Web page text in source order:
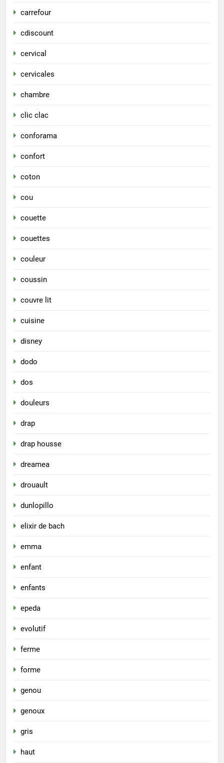
carrefour
cdiscount
cervical
cervicales
chambre
clic clac
conforama
confort
coton
cou
couette
couettes
couleur
coussin
couvre lit
cuisine
disney
dodo
dos
douleurs
drap
drap housse
dreamea
drouault
dunlopillo
elixir de bach
emma
enfant
enfants
epeda
evolutif
ferme
forme
genou
genoux
gris
haut